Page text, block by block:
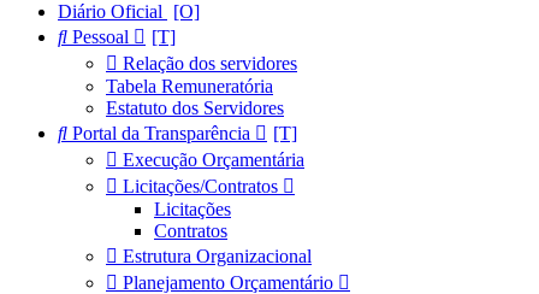
Diário Oficial
Pessoal
Relação dos servidores
Tabela Remuneratória
Estatuto dos Servidores
Portal da Transparência
Execução Orçamentária
Licitações/Contratos
Licitações
Contratos
Estrutura Organizacional
Planejamento Orçamentário